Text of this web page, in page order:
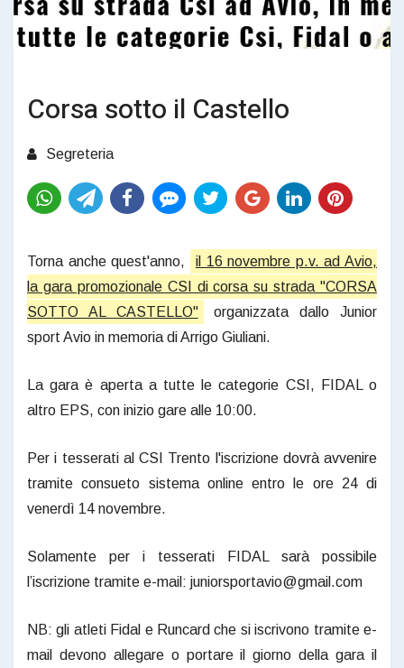
Corsa sotto il Castello
Segreteria
Torna anche quest'anno,
il 16 novembre p.v. ad Avio,
la gara promozionale CSI di corsa su strada "CORSA
SOTTO AL CASTELLO"
organizzata dallo Junior
sport Avio in memoria di Arrigo Giuliani.
La gara è aperta a tutte le categorie CSI, FIDAL o
altro EPS, con inizio gare alle 10:00.
Per i tesserati al CSI Trento l'iscrizione dovrà avvenire
tramite consueto sistema online entro le ore 24 di
venerdì 14 novembre.
Solamente per i tesserati FIDAL sarà possibile
l’iscrizione tramite e-mail: juniorsportavio@gmail.com
NB: gli atleti Fidal e Runcard che si iscrivono tramite e-
mail devono allegare o portare il giorno della gara il